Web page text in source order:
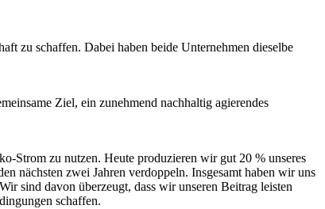
zu schaffen. Dabei haben beide Unternehmen dieselbe
Ziel, ein zunehmend nachhaltig agierendes
Strom zu nutzen. Heute produzieren wir gut 20 % unseres
nächsten zwei Jahren verdoppeln. Insgesamt haben wir uns
sind davon überzeugt, dass wir unseren Beitrag leisten
schaffen.